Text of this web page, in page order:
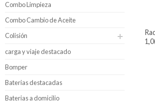
Combo Limpieza
Combo Cambio de Aceite
Colisión
carga y viaje destacado
Bomper
Baterias destacadas
Baterias a domicilio
radiador para kia picanto ii (ta)